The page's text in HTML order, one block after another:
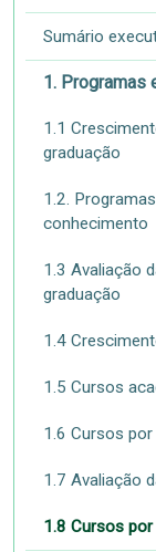
Sumário
1. Programas
1.1
graduação
1.2.
conhecimento
1.3 Avaliação
graduação
1.4
1.5 Cursos
1.6 Cursos
1.7 Avaliação
1.8 Cursos